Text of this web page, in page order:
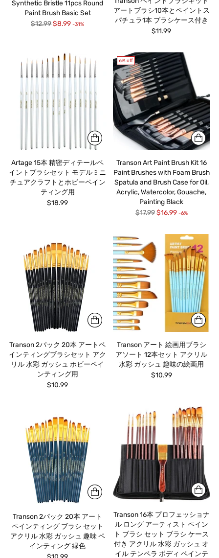
Synthetic Bristle 11pcs Round
Paint Brush Basic Set
Regular
$12.99$8.99 -31%
アートブラシ10本とペイントス
パチュラ1本 ブラシケース付き
$11.99
Artage 15本 精密ディテールペ
イントブラシセット モデルミニ
チュアクラフトとホビーペイン
ティング用
$18.99
6% off
Transon Art Paint Brush Kit 16
Paint Brushes with Foam Brush
Spatula and Brush Case for Oil,
Acrylic, Watercolor, Gouache,
Painting Black
Regular
$17.99 $16.99 -6%
Transon 2パック 20本 アートペ
インティングブラシセット アク
リル 水彩 ガッシュ ホビーペイ
ンティング用
$10.99
Transon アート 絵画用ブラシ
アソート 12本セット アクリル
水彩 ガッシュ 趣味の絵画用
$10.99
Transon 2パック 20本 アート
ペインティング ブラシ セット
アクリル 水彩 ガッシュ 趣味 ペ
インティング 緑色
Transon 16本 プロフェッショナ
ル ロング アーティスト ペイン
ト ブラシ セット ブラシ ケース
付き アクリル 水彩 ガッシュ オ
イル テンペラ ボディ ペインテ